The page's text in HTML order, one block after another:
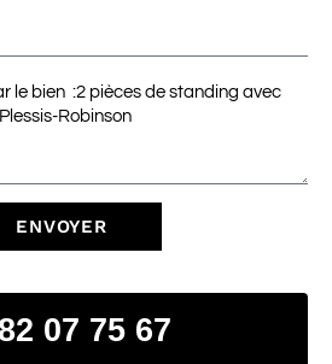
ENVOYER
07 75 67